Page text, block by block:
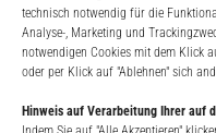
technisch notwendig für die
Analyse-, Marketing und
notwendigen Cookies mit dem Klick
oder per Klick auf "Ablehnen" sich
Hinweis auf Verarbeitung Ihrer auf